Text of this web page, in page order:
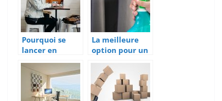
Pourquoi se
lancer en
freelance?
La meilleure
option pour un
nettoyage de
bureau
impeccable